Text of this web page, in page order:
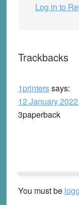
Log in to
Trackbacks
1printerssays:
12 January
3paperback
You must be